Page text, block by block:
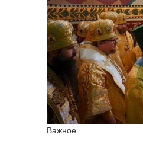
Перейти к архиву
Важное